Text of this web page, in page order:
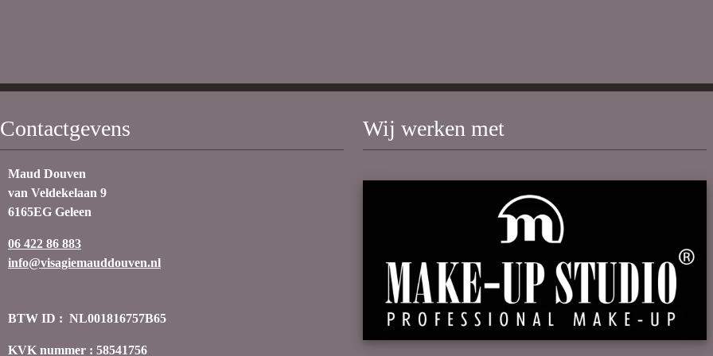
Contactgevens
Maud Douven
van Veldekelaan 9
6165EG Geleen
06 422 86 883
info@visagiemauddouven.nl
BTW ID : NL001816757B65
KVK nummer : 58541756
Wij werken met